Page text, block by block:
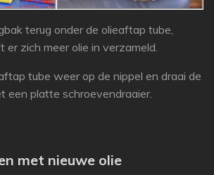
terug onder de olieaftap tube,
zich meer olie in verzameld.
tube weer op de nippel en draai de
een platte schroevendraaier.
met nieuwe olie